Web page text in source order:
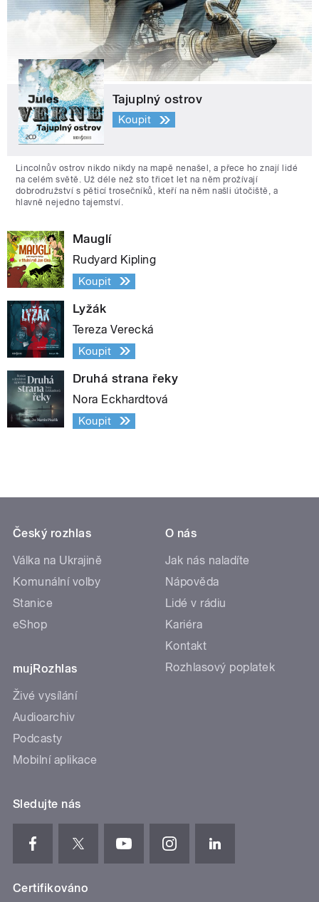
Tajuplný ostrov
Koupit
Lincolnův ostrov nikdo nikdy na mapě nenašel, a přece ho znají lidé
na celém světě. Už déle než sto třicet let na něm prožívají
dobrodružství s pěticí trosečníků, kteří na něm našli útočiště, a
hlavně nejedno tajemství.
Mauglí
Rudyard Kipling
Koupit
Lyžák
Tereza Verecká
Koupit
Druhá strana řeky
Nora Eckhardtová
Koupit
Český rozhlas
Válka na Ukrajině
Komunální volby
Stanice
eShop
mujRozhlas
Živé vysílání
Audioarchiv
Podcasty
Mobilní aplikace
O nás
Jak nás naladíte
Nápověda
Lidé v rádiu
Kariéra
Kontakt
Rozhlasový poplatek
Sledujte nás
Certifikováno